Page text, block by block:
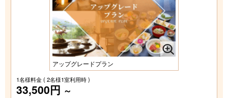
アップグレードプラン
1名様料金( 2名様1室利用時 )
33,500円 ～